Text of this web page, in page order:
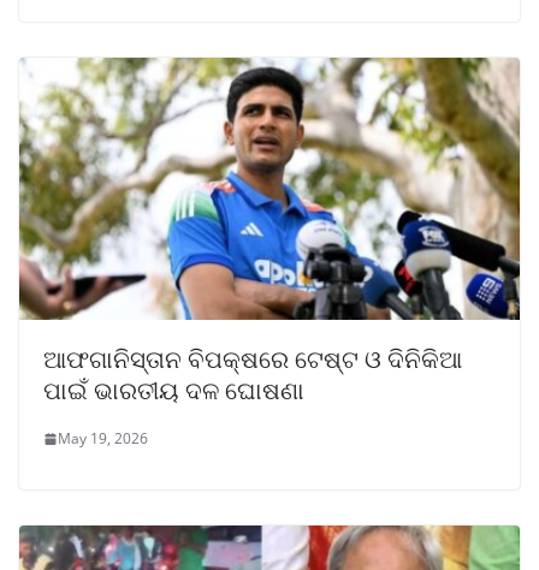
ଆଫଗାନିସ୍ତାନ ବିପକ୍ଷରେ ଟେଷ୍ଟ ଓ ଦିନିକିଆ
ପାଇଁ ଭାରତୀୟ ଦଳ ଘୋଷଣା
May 19, 2026